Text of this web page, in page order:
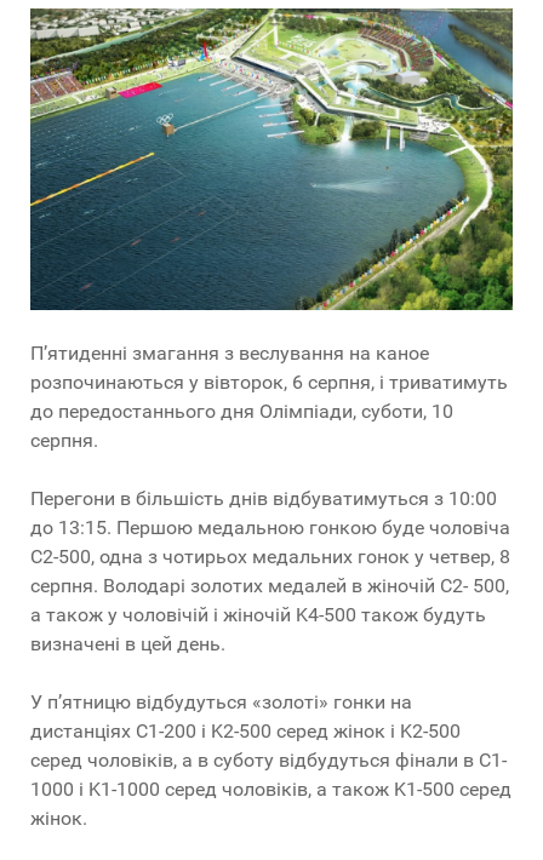
П’ятиденні змагання з веслування на каное
розпочинаються у вівторок, 6 серпня, і триватимуть
до передостаннього дня Олімпіади, суботи, 10
серпня.
Перегони в більшість днів відбуватимуться з 10:00
до 13:15. Першою медальною гонкою буде чоловіча
C2-500, одна з чотирьох медальних гонок у четвер, 8
серпня. Володарі золотих медалей в жіночій C2- 500,
а також у чоловічій і жіночій K4-500 також будуть
визначені в цей день.
У п’ятницю відбудуться «золоті» гонки на
дистанціях C1-200 і K2-500 серед жінок і K2-500
серед чоловіків, а в суботу відбудуться фінали в C1-
1000 і K1-1000 серед чоловіків, а також K1-500 серед
жінок.